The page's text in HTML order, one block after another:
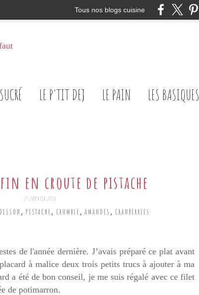
Tous nos blogs cuisine
LE P'TIT DEJ LE PAIN LES BASIQUES
en croute de pistache
15 JANVIER 2016
, PISTACHE, CRUMBLE, AMANDES , CRANBERRIES
de l'année dernière. J’avais préparé ce plat avant
à malice deux trois petits trucs à ajouter à ma
a été de bon conseil, je me suis régalé avec ce filet
de potimarron.